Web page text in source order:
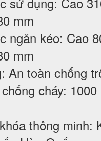
mm
ngăn kéo: Cao
mm
An toàn chống
cháy: 1000
thông minh: